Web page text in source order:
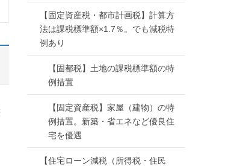
【固定資産税・都市計画税】計算方
法は課税標準額×1.7％。でも減税特
例あり
【固都税】土地の課税標準額の特
例措置
【固定資産税】家屋（建物）の特
例措置。新築・省エネなど優良住
宅を優遇
【住宅ローン減税（所得税・住民